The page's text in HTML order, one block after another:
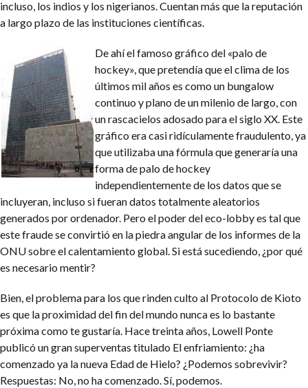
incluso, los indios y los nigerianos. Cuentan más que la reputación
a largo plazo de las instituciones científicas.
De ahí el famoso gráfico del «palo de
hockey», que pretendía que el clima de los
últimos mil años es como un bungalow
continuo y plano de un milenio de largo, con
un rascacielos adosado para el siglo XX. Este
gráfico era casi ridículamente fraudulento, ya
que utilizaba una fórmula que generaría una
forma de palo de hockey
independientemente de los datos que se
incluyeran, incluso si fueran datos totalmente aleatorios
generados por ordenador. Pero el poder del eco-lobby es tal que
este fraude se convirtió en la piedra angular de los informes de la
ONU sobre el calentamiento global. Si está sucediendo, ¿por qué
es necesario mentir?
Bien, el problema para los que rinden culto al Protocolo de Kioto
es que la proximidad del fin del mundo nunca es lo bastante
próxima como te gustaría. Hace treinta años, Lowell Ponte
publicó un gran superventas titulado El enfriamiento: ¿ha
comenzado ya la nueva Edad de Hielo? ¿Podemos sobrevivir?
Respuestas: No, no ha comenzado. Sí, podemos.